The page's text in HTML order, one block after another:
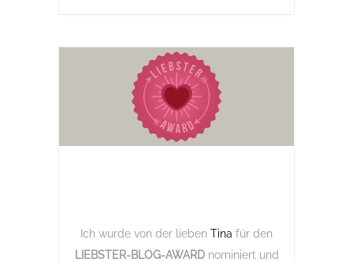
Ich wurde von der lieben Tina für den
LIEBSTER-BLOG-AWARDnominiert und